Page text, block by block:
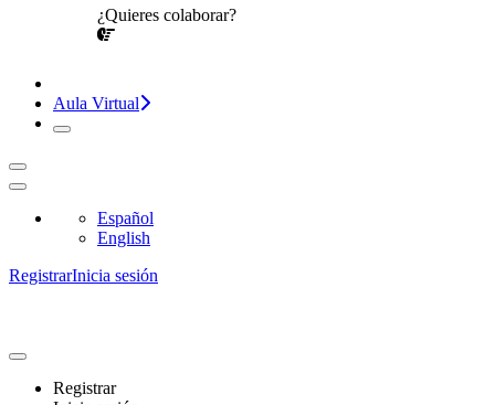
¿Quieres colaborar?
Aula Virtual
Español
English
RegistrarInicia sesión
Registrar